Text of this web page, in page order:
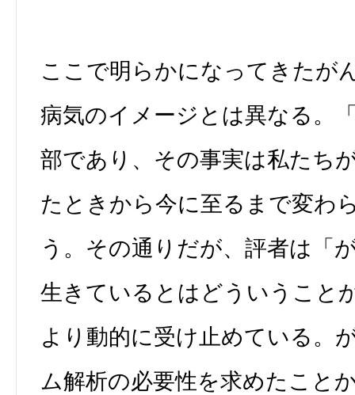
ここで明らかになってきたが
病気のイメージとは異なる。
部であり、その事実は私たち
たときから今に至るまで変わ
う。その通りだが、評者は「
生きているとはどういうこと
より動的に受け止めている。
ム解析の必要性を求めたこと